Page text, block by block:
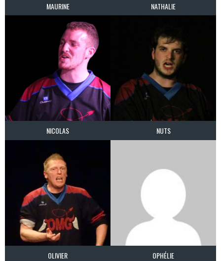
MAURINE NATHALIE
NICOLAS NUTS
OLIVIER OPHÉLIE